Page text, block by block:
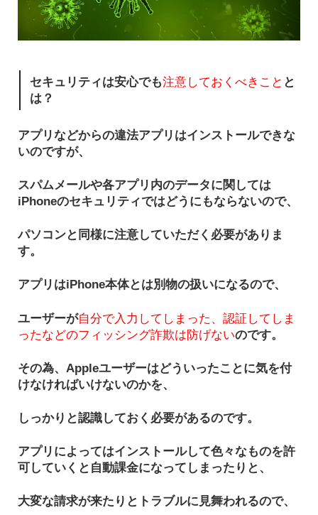
セキュリティは安心でも注意しておくべきこと と
は？
アプリなどからの違法アプリはインストールできな
いのですが、
スパムメールや各アプリ内のデータに関しては
iPhoneのセキュリティではどうにもならないので、
パソコンと同様に注意していただく必要がありま
す。
アプリはiPhone本体とは別物の扱いになるので、
ユーザーが自分で入力してしまった、認証してしま
ったなどのフィッシング詐欺は防げないのです。
その為、Appleユーザーはどういったことに気を付
けなければいけないのかを、
しっかりと認識しておく必要があるのです。
アプリによってはインストールして色々なものを許
可していくと自動課金になってしまったりと、
大変な請求が来たりとトラブルに見舞われるので、